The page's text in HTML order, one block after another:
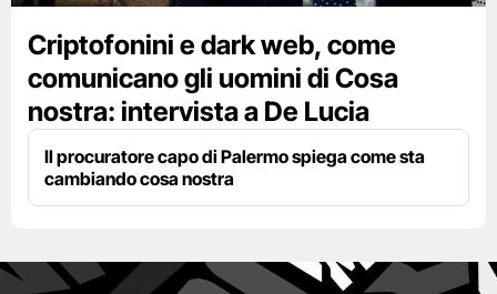
Criptofonini e dark web, come
comunicano gli uomini di Cosa
nostra: intervista a De Lucia
Il procuratore capo di Palermo spiega come sta
cambiando cosa nostra